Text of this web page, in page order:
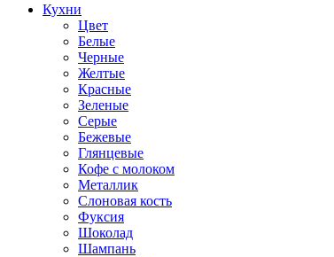
Кухни
Цвет
Белые
Черные
Желтые
Красные
Зеленые
Серые
Бежевые
Глянцевые
Кофе с молоком
Металлик
Слоновая кость
Фуксия
Шоколад
Шампань